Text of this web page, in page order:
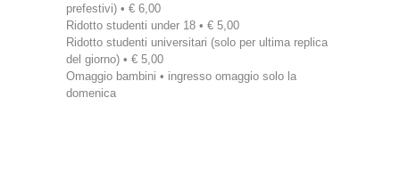
prefestivi) • € 6,00
Ridotto studenti under 18 • € 5,00
Ridotto studenti universitari (solo per ultima replica
del giorno) • € 5,00
Omaggio bambini • ingresso omaggio solo la
domenica